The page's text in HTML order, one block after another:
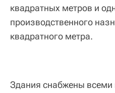
квадратных метров и
производственного
квадратного метра.
Здания снабжены